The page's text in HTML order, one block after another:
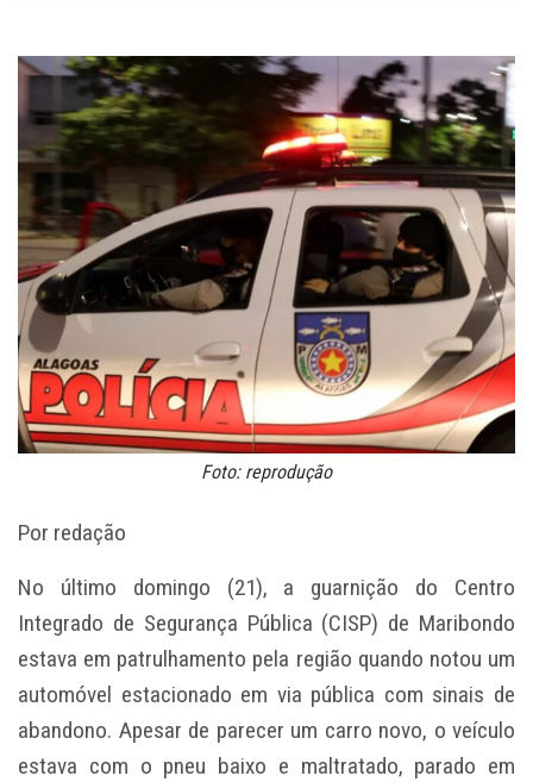
Foto: reprodução
Por redação
No último domingo (21), a guarnição do Centro
Integrado de Segurança Pública (CISP) de Maribondo
estava em patrulhamento pela região quando notou um
automóvel estacionado em via pública com sinais de
abandono. Apesar de parecer um carro novo, o veículo
estava com o pneu baixo e maltratado, parado em